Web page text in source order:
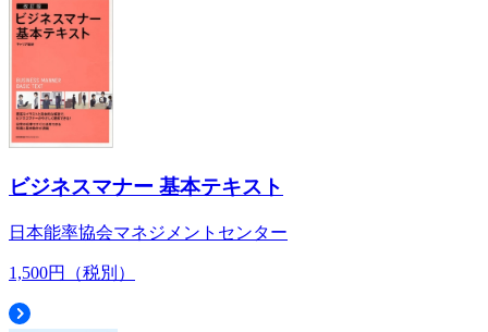
ビジネスマナー 基本テキスト
日本能率協会マネジメントセンター
1,500円（税別）